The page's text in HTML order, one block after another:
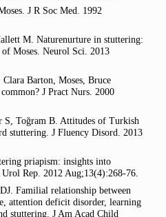
. J R Soc Med. 1992
M. Naturenurture in stuttering:
of Moses. Neurol Sci. 2013
Clara Barton, Moses, Bruce
J Pract Nurs. 2000
S, Toğram B. Attitudes of Turkish
stuttering. J Fluency Disord. 2013
priapism: insights into
Urol Rep. 2012 Aug;13(4):268-76.
Familial relationship between
attention deficit disorder, learning
stuttering. J Am Acad Child